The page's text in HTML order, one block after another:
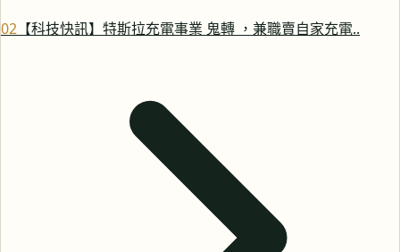
02 【科技快訊】特斯拉充電事業 鬼轉 ，兼職賣自家充電..